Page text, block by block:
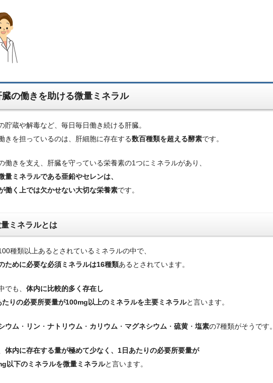
臓の働きを助ける微量ミネラル
貯蔵や解毒など、毎日毎日働き続ける肝臓。
きを担っているのは、肝細胞に存在する数百種類を超える酵素です。
働きを支え、肝臓を守っている栄養素の1つにミネラルがあり、
量ミネラルである亜鉛やセレンは、
働く上では欠かせない大切な栄養素です。
ミネラルとは
種類以上あるとされているミネラルの中で、
ために必要な必須ミネラルは16種類あるとされています。
でも、 体内に比較的多く存在し
たりの必要所要量が100mg以上のミネラルを主要ミネラルと言います。
ウム ・ リン ・ ナトリウム ・ カリウム ・ マグネシウム ・ 硫黄 ・ 塩素の7種類がそうです。
体内に存在する量が極めて少なく、1日あたりの必要所要量が
以下のミネラルを微量ミネラルと言います。